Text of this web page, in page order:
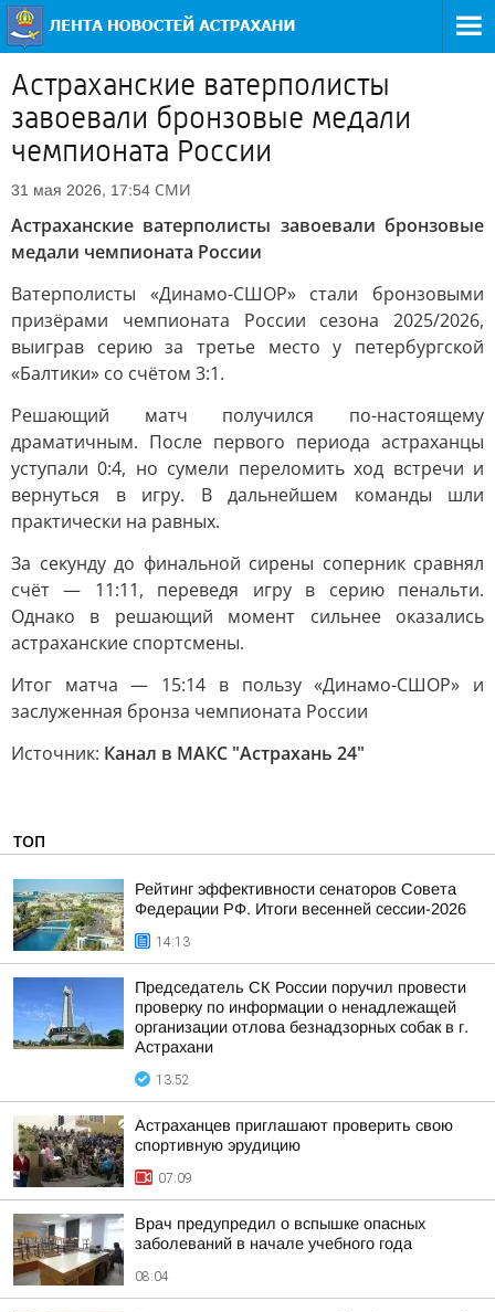
Астраханские ватерполисты
завоевали бронзовые медали
чемпионата России
31 мая 2026, 17:54 СМИ
Астраханские ватерполисты завоевали бронзовые
медали чемпионата России
Ватерполисты «Динамо-СШОР» стали бронзовыми
призёрами чемпионата России сезона 2025/2026,
выиграв серию за третье место у петербургской
«Балтики» со счётом 3:1.
Решающий матч получился по-настоящему
драматичным. После первого периода астраханцы
уступали 0:4, но сумели переломить ход встречи и
вернуться в игру. В дальнейшем команды шли
практически на равных.
За секунду до финальной сирены соперник сравнял
счёт — 11:11, переведя игру в серию пенальти.
Однако в решающий момент сильнее оказались
астраханские спортсмены.
Итог матча — 15:14 в пользу «Динамо-СШОР» и
заслуженная бронза чемпионата России
Источник: Канал в МАКС "Астрахань 24"
ТОП
Рейтинг эффективности сенаторов Совета
Федерации РФ. Итоги весенней сессии-2026
14:13
Председатель СК России поручил провести
проверку по информации о ненадлежащей
организации отлова безнадзорных собак в г.
Астрахани
13:52
Астраханцев приглашают проверить свою
спортивную эрудицию
07:09
Врач предупредил о вспышке опасных
заболеваний в начале учебного года
08:04